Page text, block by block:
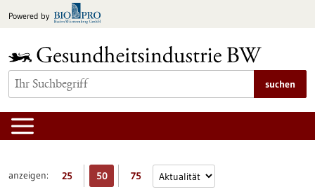
Inhalt
Powered by
suchen
anzeigen: 25 50 75